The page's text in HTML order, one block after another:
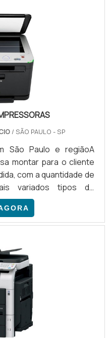
nível de tecnologia e
modo, conseguem
a todos. Um dos
/ SÃO PAULO - SP
São Paulo e regiãoA
montar para o cliente
com a quantidade de
variados tipos de
possível imprimir com
gasto com papel e
parado por
também garante mais
de controlar
Po.